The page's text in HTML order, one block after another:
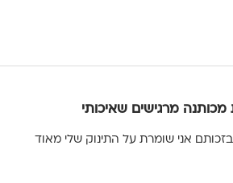
מרגישים שאיכותי
אני שומרת על התינוק שלי מאוד